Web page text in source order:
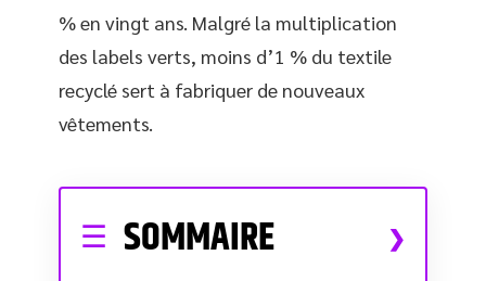
% en vingt ans. Malgré la multiplication
des labels verts, moins d’1 % du textile
recyclé sert à fabriquer de nouveaux
vêtements.
SOMMAIRE